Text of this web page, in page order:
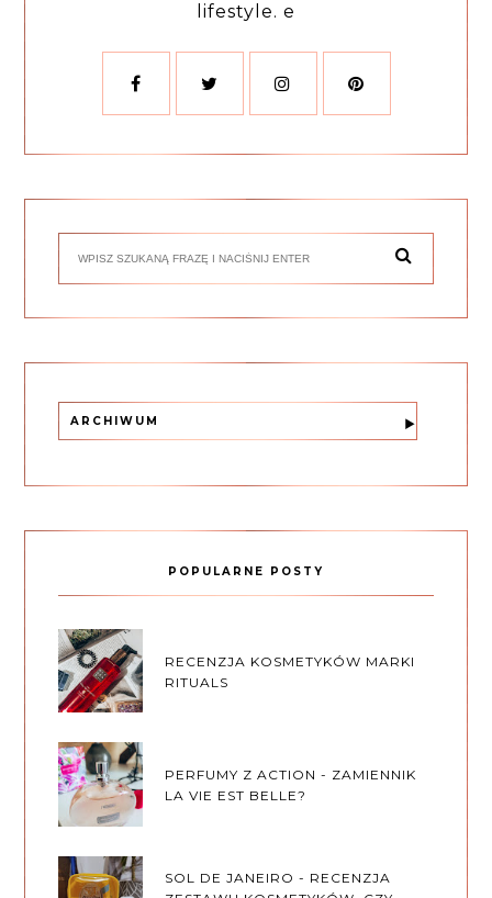
lifestyle. e
ARCHIWUM
POPULARNE POSTY
RECENZJA KOSMETYKÓW MARKI
RITUALS
PERFUMY Z ACTION - ZAMIENNIK
LA VIE EST BELLE?
SOL DE JANEIRO - RECENZJA